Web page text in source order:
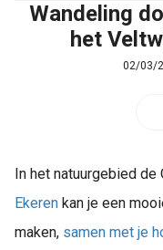
Wandeling
het
02/03/
In het natuurgebied de
Ekeren kan je een
maken, samen met je